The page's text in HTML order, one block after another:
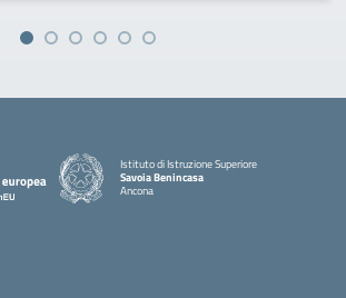
Istituto di Istruzione Superiore
Savoia Benincasa
Ancona